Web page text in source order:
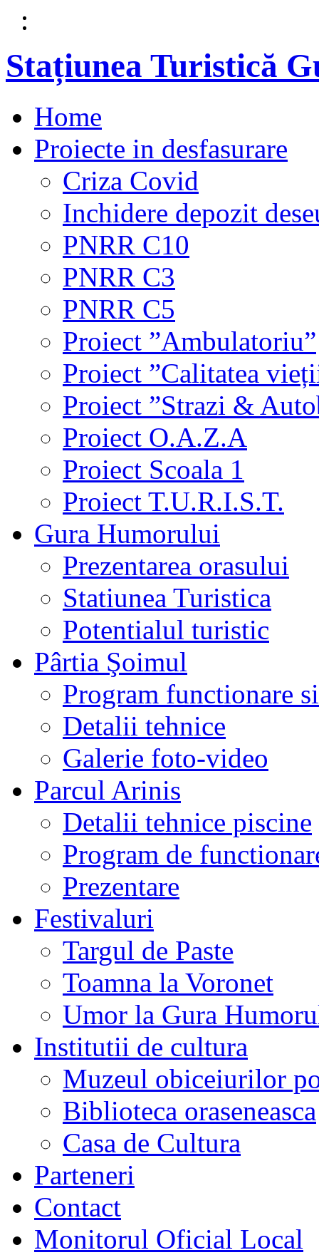
Stațiunea Turistică
Home
Proiecte in desfasurare
Criza Covid
Inchidere depozit
PNRR C10
PNRR C3
PNRR C5
Proiect ”Ambulatoriu”
Proiect ”Calitatea
Proiect ”Strazi &
Proiect O.A.Z.A
Proiect Scoala 1
Proiect T.U.R.I.S.T.
Gura Humorului
Prezentarea orasului
Statiunea Turistica
Potentialul turistic
Pârtia Şoimul
Program functionare
Detalii tehnice
Galerie foto-video
Parcul Arinis
Detalii tehnice piscine
Program de
Prezentare
Festivaluri
Targul de Paste
Toamna la Voronet
Umor la Gura
Institutii de cultura
Muzeul obiceiurilor
Biblioteca oraseneasca
Casa de Cultura
Parteneri
Contact
Monitorul Oficial Local